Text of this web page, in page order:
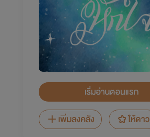
เริ่มอ่านตอนแรก
เพิ่มลงคลัง
ให้ดาว